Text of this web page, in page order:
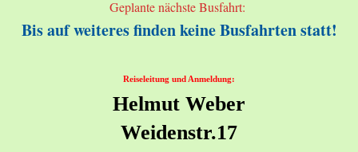
Geplante nächste Busfahrt:
Bis auf weiteres finden keine Busfahrten statt!
Reiseleitung und Anmeldung:
Helmut Weber
Weidenstr.17